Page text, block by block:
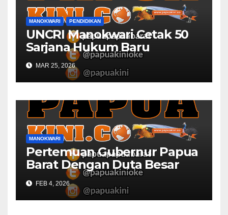
MANOKWARI PENDIDIKAN
UNCRI Manokwari Cetak 50
Sarjana Hukum Baru
MAR 25, 2026
MANOKWARI
Pertemuan Gubernur Papua
Barat Dengan Duta Besar
Inggris Berbuah Manis
FEB 4, 2026